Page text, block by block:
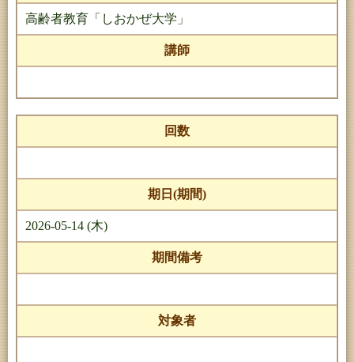
高齢者教育「しおかぜ大学」
講師
回数
期日(期間)
2026-05-14 (木)
期間備考
対象者